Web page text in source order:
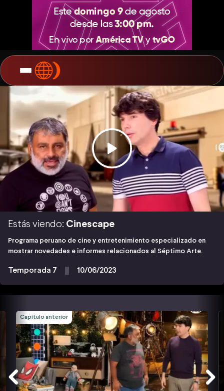
Estás viendo: Cinescape
Programa peruano de cine y entretenimiento especializado en
mostrar novedades e informes relacionados al Séptimo Arte.
Temporada 7 10/06/2023
Capítulo anterior